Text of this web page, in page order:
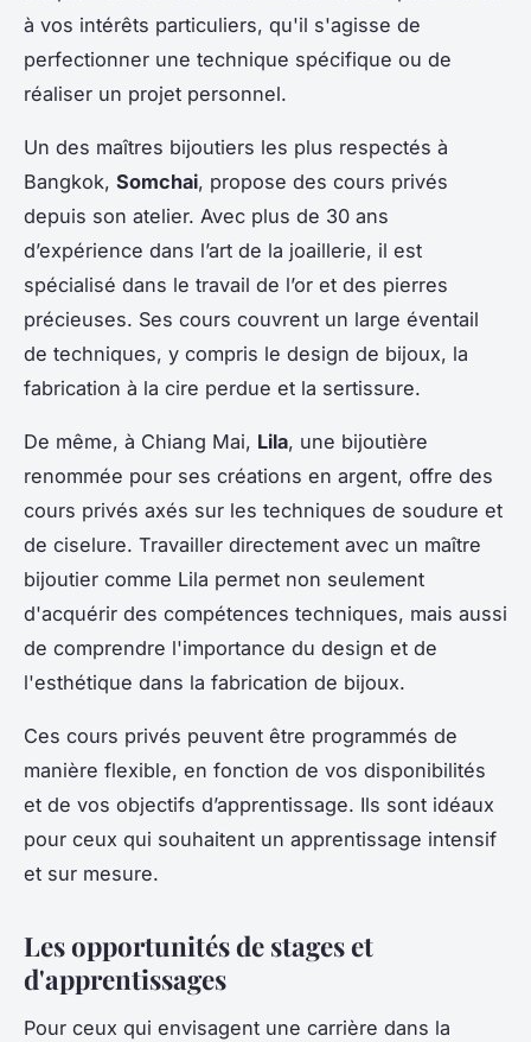
à vos intérêts particuliers, qu'il s'agisse de
perfectionner une technique spécifique ou de
réaliser un projet personnel.
Un des maîtres bijoutiers les plus respectés à
Bangkok, Somchai, propose des cours privés
depuis son atelier. Avec plus de 30 ans
d’expérience dans l’art de la joaillerie, il est
spécialisé dans le travail de l’or et des pierres
précieuses. Ses cours couvrent un large éventail
de techniques, y compris le design de bijoux, la
fabrication à la cire perdue et la sertissure.
De même, à Chiang Mai, Lila, une bijoutière
renommée pour ses créations en argent, offre des
cours privés axés sur les techniques de soudure et
de ciselure. Travailler directement avec un maître
bijoutier comme Lila permet non seulement
d'acquérir des compétences techniques, mais aussi
de comprendre l'importance du design et de
l'esthétique dans la fabrication de bijoux.
Ces cours privés peuvent être programmés de
manière flexible, en fonction de vos disponibilités
et de vos objectifs d’apprentissage. Ils sont idéaux
pour ceux qui souhaitent un apprentissage intensif
et sur mesure.
Les opportunités de stages et
d'apprentissages
Pour ceux qui envisagent une carrière dans la